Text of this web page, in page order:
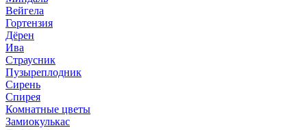
Вейгела
Гортензия
Дёрен
Ива
Страусник
Пузыреплодник
Сирень
Спирея
Комнатные цветы
Замиокулькас